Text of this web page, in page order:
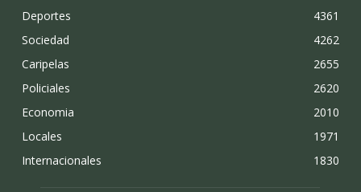
Deportes
4361
Sociedad
4262
Caripelas
2655
Policiales
2620
Economia
2010
Locales
1971
Internacionales
1830